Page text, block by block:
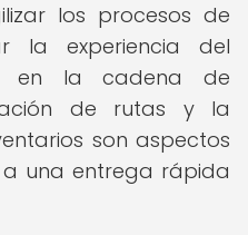
los procesos de
la experiencia del
en la cadena de
de rutas y la
son aspectos
una entrega rápida